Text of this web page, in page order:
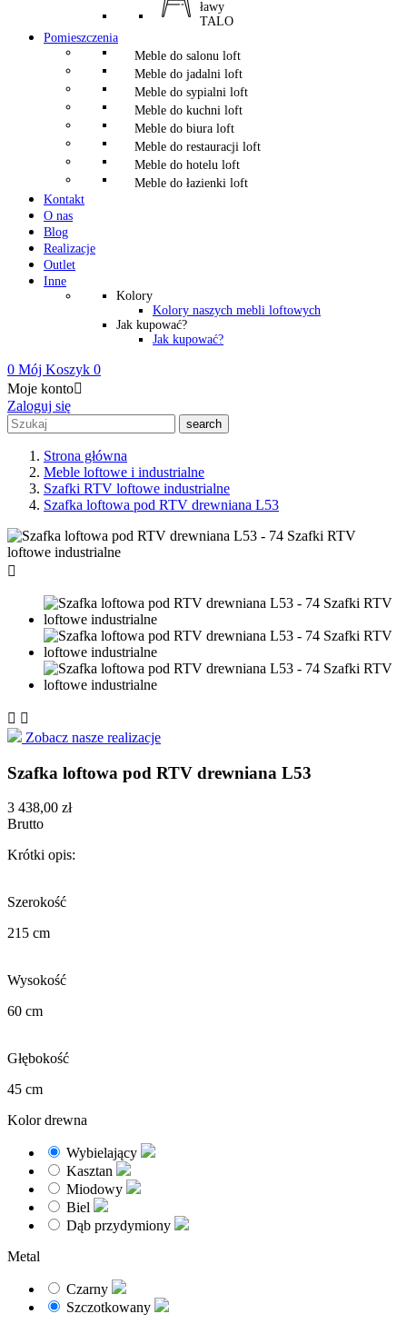
ławy
TALO
Pomieszczenia
Meble do salonu loft
Meble do jadalni loft
Meble do sypialni loft
Meble do kuchni loft
Meble do biura loft
Meble do restauracji loft
Meble do hotelu loft
Meble do łazienki loft
Kontakt
O nas
Blog
Realizacje
Outlet
Inne
Kolory
Kolory naszych mebli loftowych
Jak kupować?
Jak kupować?
0 Mój Koszyk 0
Moje konto
Zaloguj się
search
Strona główna
Meble loftowe i industrialne
Szafki RTV loftowe industrialne
Szafka loftowa pod RTV drewniana L53

 
Zobacz nasze realizacje
Szafka loftowa pod RTV drewniana L53
3 438,00 zł
Brutto
Krótki opis:
Szerokość
215 cm
Wysokość
60 cm
Głębokość
45 cm
Kolor drewna
Wybielający
Kasztan
Miodowy
Biel
Dąb przydymiony
Metal
Czarny
Szczotkowany